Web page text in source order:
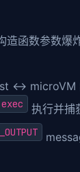
函数参数爆
↔ microVM
exec 执行并捕